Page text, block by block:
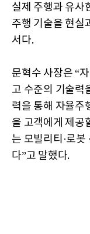
실제 주행과 유사
주행 기술을 현실
서다.
문혁수 사장은 “
고 수준의 기술력
력을 통해 자율주
을 고객에게 제공
는 모빌리티·로
다”고 말했다.